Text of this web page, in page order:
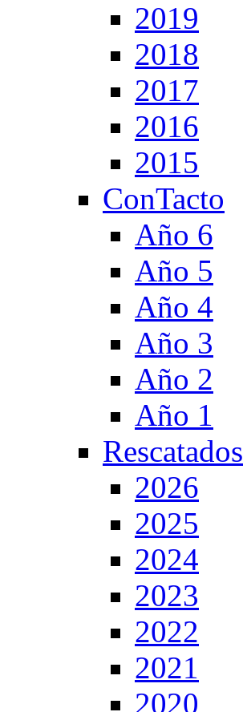
2019
2018
2017
2016
2015
ConTacto
Año 6
Año 5
Año 4
Año 3
Año 2
Año 1
Rescatados
2026
2025
2024
2023
2022
2021
2020